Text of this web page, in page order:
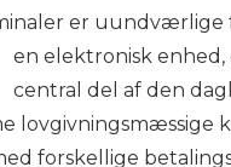
er uundværlige
en elektronisk
central del af den
lovgivningsmæssige
forskellige